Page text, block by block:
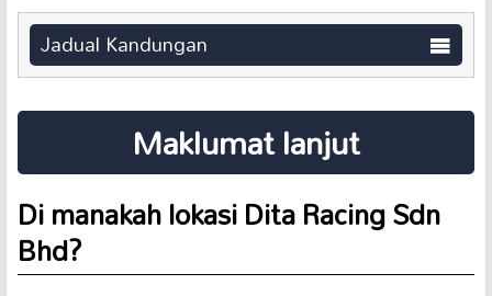
Jadual Kandungan
Maklumat lanjut
Di manakah lokasi Dita Racing Sdn
Bhd?